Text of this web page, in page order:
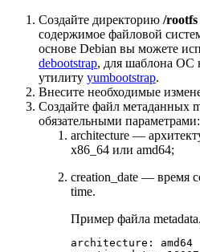
Создайте директорию /rootfs
содержимое файловой
основе Debian вы можете
debootstrap, для шаблона ОС
утилиту yumbootstrap.
Внесите необходимые
Создайте файл метаданных
обязательными параметрами:
architecture —
x86_64 или amd64;
creation_date — время
time.
Пример файла
architecture: amd64